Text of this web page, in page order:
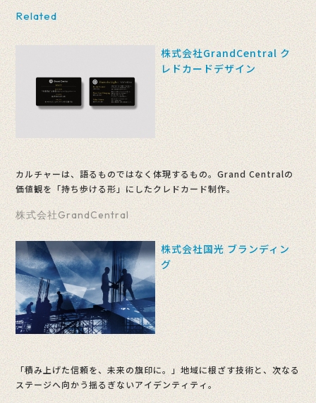
Related
株式会社GrandCentral ク
レドカードデザイン
カルチャーは、語るものではなく体現するもの。Grand Centralの
価値観を「持ち歩ける形」にしたクレドカード制作。
株式会社GrandCentral
株式会社国光 ブランディン
グ
「積み上げた信頼を、未来の旗印に。」地域に根ざす技術と、次なる
ステージへ向かう揺るぎないアイデンティティ。